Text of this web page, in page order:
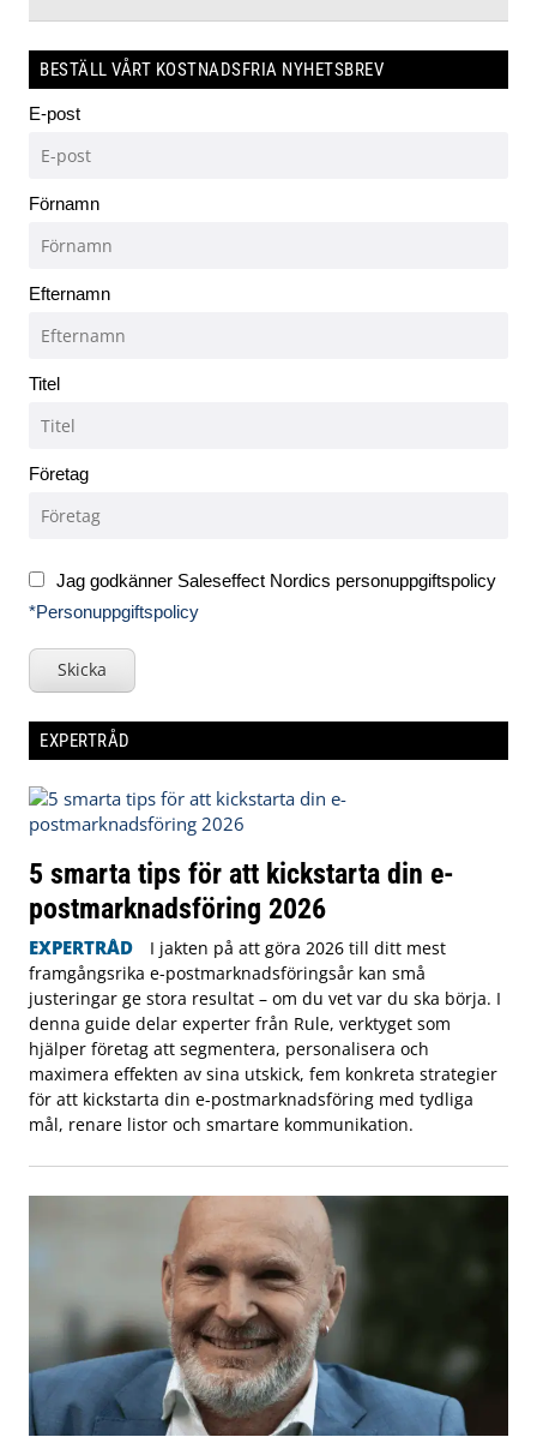
BESTÄLL VÅRT KOSTNADSFRIA NYHETSBREV
E-post
Förnamn
Efternamn
Titel
Företag
Jag godkänner Saleseffect Nordics personuppgiftspolicy
*Personuppgiftspolicy
Skicka
EXPERTRÅD
5 smarta tips för att kickstarta din e-
postmarknadsföring 2026
EXPERTRÅD
I jakten på att göra 2026 till ditt mest
framgångsrika e-postmarknadsföringsår kan små
justeringar ge stora resultat – om du vet var du ska börja. I
denna guide delar experter från Rule, verktyget som
hjälper företag att segmentera, personalisera och
maximera effekten av sina utskick, fem konkreta strategier
för att kickstarta din e-postmarknadsföring med tydliga
mål, renare listor och smartare kommunikation.